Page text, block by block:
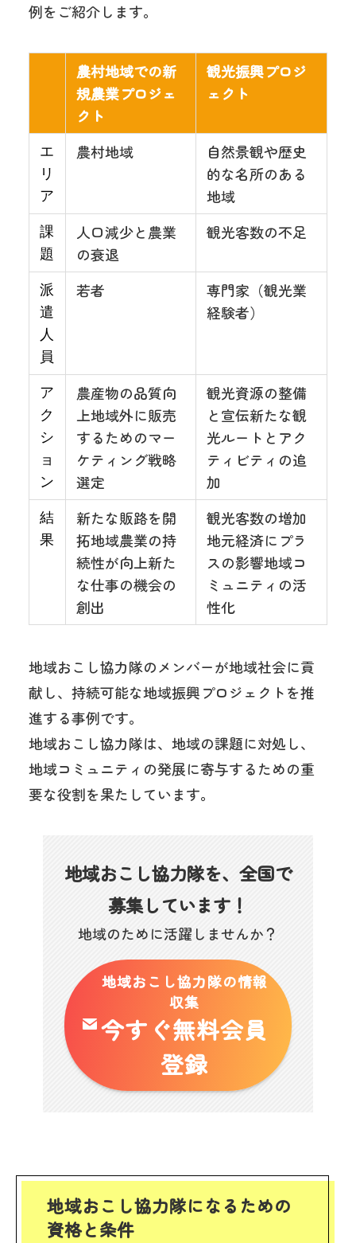
例をご紹介します。
農村地域での新
規農業プロジェ
クト
観光振興プロジ
ェクト
エ
リ
ア
農村地域
自然景観や歴史
的な名所のある
地域
課
題
人口減少と農業
の衰退
観光客数の不足
派
遣
人
員
若者
専門家（観光業
経験者）
ア
ク
シ
ョ
ン
農産物の品質向
上地域外に販売
するためのマー
ケティング戦略
選定
観光資源の整備
と宣伝新たな観
光ルートとアク
ティビティの追
加
結
果
新たな販路を開
拓地域農業の持
続性が向上新た
な仕事の機会の
創出
観光客数の増加
地元経済にプラ
スの影響地域コ
ミュニティの活
性化
地域おこし協力隊のメンバーが地域社会に貢
献し、持続可能な地域振興プロジェクトを推
進する事例です。
地域おこし協力隊は、地域の課題に対処し、
地域コミュニティの発展に寄与するための重
要な役割を果たしています。
地域おこし協力隊を、全国で
募集しています！
地域のために活躍しませんか？
地域おこし協力隊の情報
収集
今すぐ無料会員
登録
地域おこし協力隊になるための
資格と条件